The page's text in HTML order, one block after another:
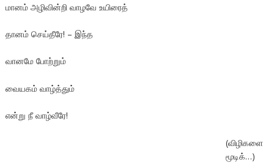
மானம் அழிவின்றி வாழவே உயிரைத்
தானம் செய்தீரே! – இந்த
வானமே போற்றும்
வையகம் வாழ்த்தும்
என்று நீ வாழ்வீரே!
(விழிகளை
மூடிக்…)